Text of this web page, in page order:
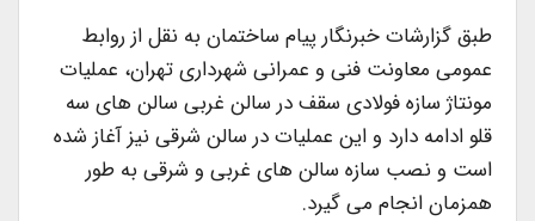
طبق گزارشات خبرنگار پیام ساختمان به نقل از روابط
عمومی معاونت فنی و عمرانی شهرداری تهران، عملیات
مونتاژ سازه فولادی سقف در سالن غربی سالن های سه
قلو ادامه دارد و این عملیات در سالن شرقی نیز آغاز شده
است و نصب سازه سالن های غربی و شرقی به طور
همزمان انجام می گیرد.